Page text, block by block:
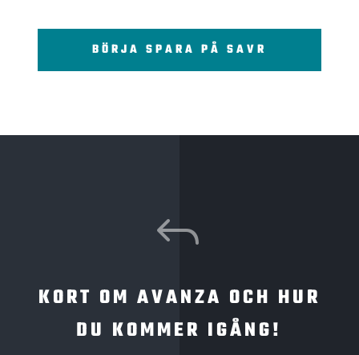
BÖRJA SPARA PÅ SAVR
J
KORT OM AVANZA OCH HUR
DU KOMMER IGÅNG!